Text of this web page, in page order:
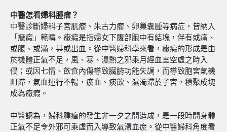
中醫怎看婦科腫瘤？
中醫診斷婦科子宮肌瘤、朱古力瘤、卵巢囊腫等病症，皆納入
「癥瘕」範疇。癥瘕是指婦女下腹部胞中有結塊，伴有或痛、
或脹、或滿，甚或出血。從中醫婦科學來看，癥瘕的形成是由
於機體正氣不足，風、寒、濕熱之邪乘月經血室空虛之時入
侵；或因七情、飲食內傷導致臟腑功能失調，而導致胞宮氣機
阻滯，氣血運行不暢，瘀血、痰飲、濕濁滯於子宮，積聚成塊
成為癥瘕。
中醫認為，婦科腫瘤的發生非一夕之間造成，是一段時間身體
正氣不足令外邪可乘虛而入導致氣滯血瘀。從中醫婦科角度看